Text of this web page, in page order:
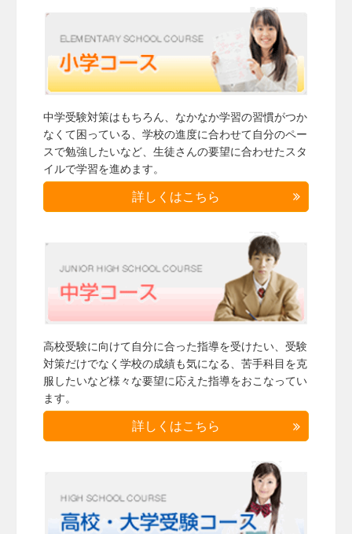
中学受験対策はもちろん、なかなか学習の習慣がつか
なくて困っている、学校の進度に合わせて自分のペー
スで勉強したいなど、生徒さんの要望に合わせたスタ
イルで学習を進めます。
詳しくはこちら
高校受験に向けて自分に合った指導を受けたい、受験
対策だけでなく学校の成績も気になる、苦手科目を克
服したいなど様々な要望に応えた指導をおこなってい
ます。
詳しくはこちら